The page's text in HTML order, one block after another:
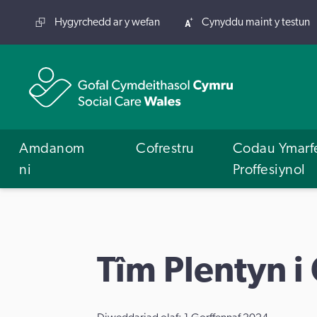
Hygyrchedd ar y wefan Cynyddu maint y testun
Amdanom
ni
Cofrestru
Codau
Proffesiynol
Tîm Plentyn i